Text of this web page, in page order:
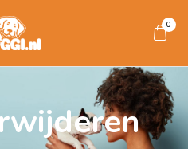
0